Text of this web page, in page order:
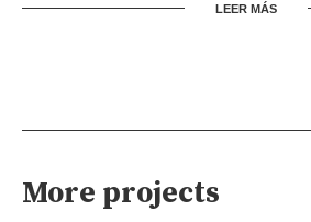
LEER MÁS
More projects